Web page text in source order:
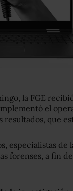
la FGE
el
resultados, que
especialistas de
forenses, a fin